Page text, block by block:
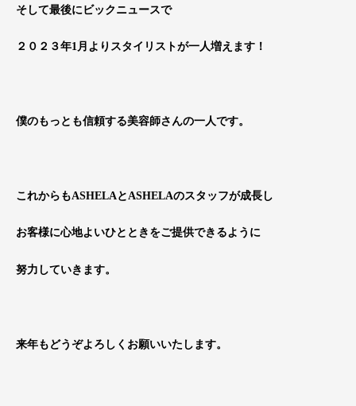
そして最後にビックニュースで
２０２３年1月よりスタイリストが一人増えます！
僕のもっとも信頼する美容師さんの一人です。
これからもASHELAとASHELAのスタッフが成長し
お客様に心地よいひとときをご提供できるように
努力していきます。
来年もどうぞよろしくお願いいたします。